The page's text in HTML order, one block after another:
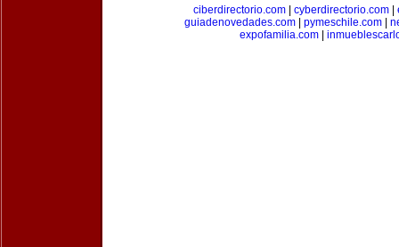
ciberdirectorio.com
cyberdirectorio.com
guiadenovedades.com| pymeschile.com|
expofamilia.com